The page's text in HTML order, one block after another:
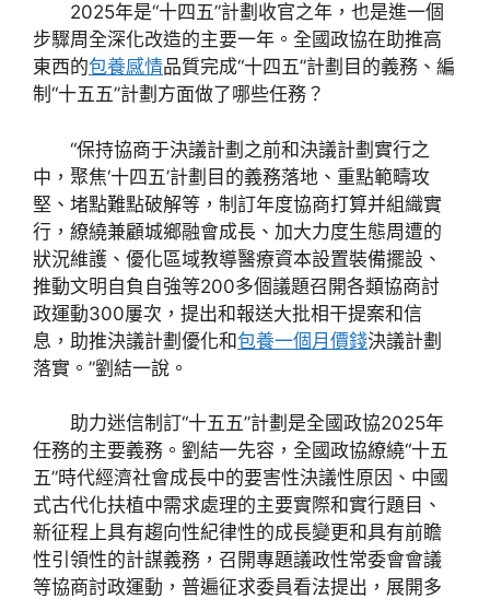
2025年是“十四五”計劃收官之年，也是進一個
步驟周全深化改造的主要一年。全國政協在助推高
東西的包養感情品質完成“十四五”計劃目的義務、編
制“十五五”計劃方面做了哪些任務？
“保持協商于決議計劃之前和決議計劃實行之
中，聚焦‘十四五’計劃目的義務落地、重點範疇攻
堅、堵點難點破解等，制訂年度協商打算并組織實
行，繚繞兼顧城鄉融會成長、加大力度生態周遭的
狀況維護、優化區域教導醫療資本設置裝備擺設、
推動文明自負自強等200多個議題召開各類協商討
政運動300屢次，提出和報送大批相干提案和信
息，助推決議計劃優化和包養一個月價錢決議計劃
落實。”劉結一說。
助力迷信制訂“十五五”計劃是全國政協2025年
任務的主要義務。劉結一先容，全國政協繚繞“十五
五”時代經濟社會成長中的要害性決議性原因、中國
式古代化扶植中需求處理的主要實際和實行題目、
新征程上具有趨向性紀律性的成長變更和具有前瞻
性引領性的計謀義務，召開專題議政性常委會會議
等協商討政運動，普遍征求委員看法提出，展開多